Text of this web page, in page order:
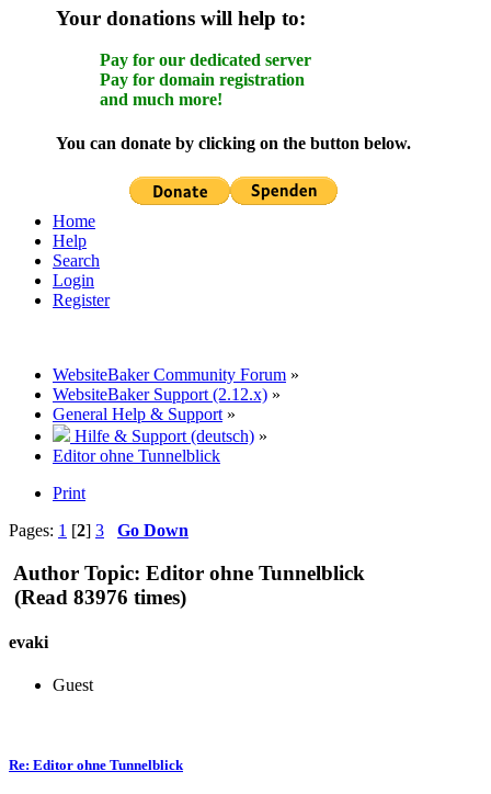
Your donations will help to:
Pay for our dedicated server
Pay for domain registration
and much more!
You can donate by clicking on the button below.
Home
Help
Search
Login
Register
WebsiteBaker Community Forum »
WebsiteBaker Support (2.12.x) »
General Help & Support »
Hilfe & Support (deutsch) »
Editor ohne Tunnelblick
Print
Pages: 1 [2] 3 Go Down
Author Topic: Editor ohne Tunnelblick
(Read 83976 times)
evaki
Guest
Re: Editor ohne Tunnelblick